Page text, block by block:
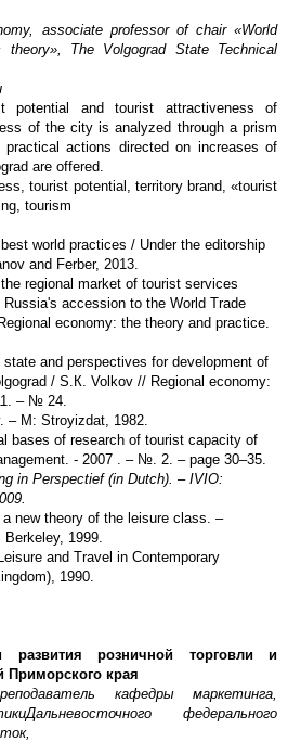
associate professor of chair «World
The Volgograd State Technical
potential and tourist attractiveness of
of the city is analyzed through a prism
actions directed on increases of
are offered.
tourist potential, territory brand, «tourist
tourism
world practices / Under the editorship
and Ferber, 2013.
regional market of tourist services
accession to the World Trade
economy: the theory and practice.
state and perspectives for development of
/ S.К. Volkov // Regional economy:
– № 24.
– M: Stroyizdat, 1982.
bases of research of tourist capacity of
- 2007 . – №. 2. – page 30–35.
in Perspectief (in Dutch). – IVIO:
a new theory of the leisure class. –
1999.
and Travel in Contemporary
1990.
развития розничной торговли и
Приморского края
кафедры маркетинга,
Дальневосточного федерального